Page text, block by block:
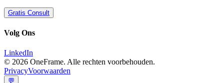
Gratis Consult
Volg Ons
LinkedIn
© 2026 OneFrame. Alle rechten voorbehouden.
PrivacyVoorwaarden
💬